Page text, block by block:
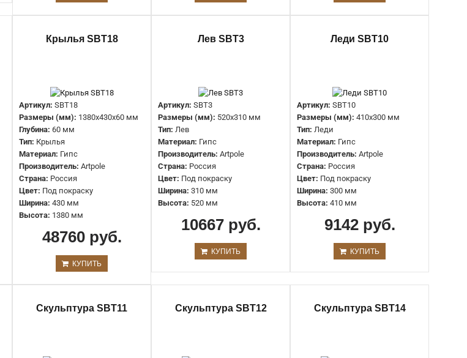
Высота: 499 мм
6095 руб.
Тип: Бюст
Материал:
Производитель:
Цвет:
Ширина: 130 мм
Высота:
Бюст SBT22
15407 руб.
Размеры (мм):
495x306x224 мм
Тип: Бюст
Производитель: Artpole
Страна: Россия
Ширина: 306 мм
Крылья SBT18
Артикул: SBT18
Размеры (мм): 1380x430x60 мм
Глубина: 60 мм
Тип: Крылья
Материал: Гипс
Производитель: Artpole
Страна: Россия
Цвет: Под покраску
Ширина: 430 мм
Высота: 1380 мм
48760 руб.
КУПИТЬ
Лев SBT3
Артикул: SBT3
Размеры (мм): 520x310 мм
Тип: Лев
Материал: Гипс
Производитель: Artpole
Страна: Россия
Цвет: Под покраску
Ширина: 310 мм
Высота: 520 мм
10667 руб.
КУПИТЬ
Леди SBT10
Артикул: SBT10
Размеры (мм): 410x300 мм
Тип: Леди
Материал: Гипс
Производитель: Artpole
Страна: Россия
Цвет: Под покраску
Ширина: 300 мм
Высота: 410 мм
9142 руб.
КУПИТЬ
Скульптура SBT11 Скульптура SBT12 Скульптура SBT14